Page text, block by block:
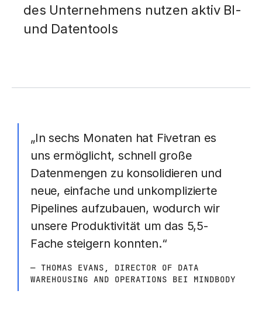
des Unternehmens nutzen aktiv BI-
und Datentools
„In sechs Monaten hat Fivetran es
uns ermöglicht, schnell große
Datenmengen zu konsolidieren und
neue, einfache und unkomplizierte
Pipelines aufzubauen, wodurch wir
unsere Produktivität um das 5,5-
Fache steigern konnten.“
— THOMAS EVANS, DIRECTOR OF DATA
WAREHOUSING AND OPERATIONS BEI MINDBODY